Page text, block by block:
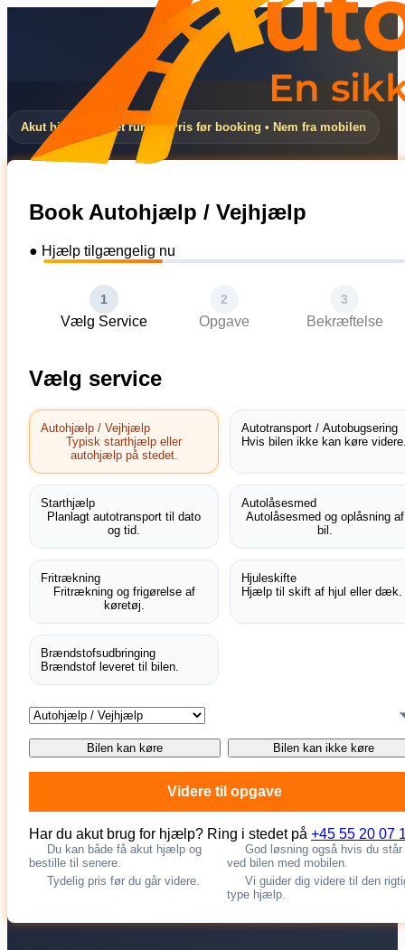
Akut hjælp døgnet rundt • Pris før booking • Nem fra mobilen
Book Autohjælp / Vejhjælp
● Hjælp tilgængelig nu
1
Vælg Service
2
Opgave
3
Bekræftelse
Vælg service
Autohjælp / Vejhjælp
Typisk starthjælp eller
autohjælp på stedet.
Autotransport / Autobugsering
Hvis bilen ikke kan køre
Starthjælp
Planlagt autotransport til dato
og tid.
Autolåsesmed
Autolåsesmed og oplåsning af
bil.
Fritrækning
Fritrækning og frigørelse af
køretøj.
Hjuleskifte
Hjælp til skift af hjul eller dæk.
Brændstofsudbringing
Brændstof leveret til bilen.
Bilen kan køre Bilen kan ikke køre
Videre til opgave
Har du akut brug for hjælp? Ring i stedet på +45 55 20 07
Du kan både få akut hjælp og
bestille til senere.
God løsning også hvis du står
ved bilen med mobilen.
Tydelig pris før du går videre.
Vi guider dig videre til den
type hjælp.